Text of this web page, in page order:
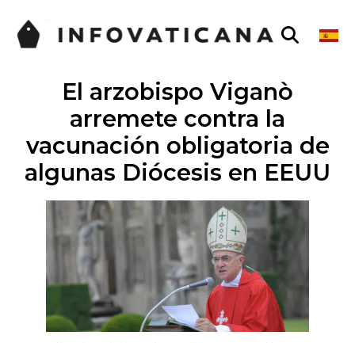
El arzobispo Viganò
arremete contra la
vacunación obligatoria de
algunas Diócesis en EEUU